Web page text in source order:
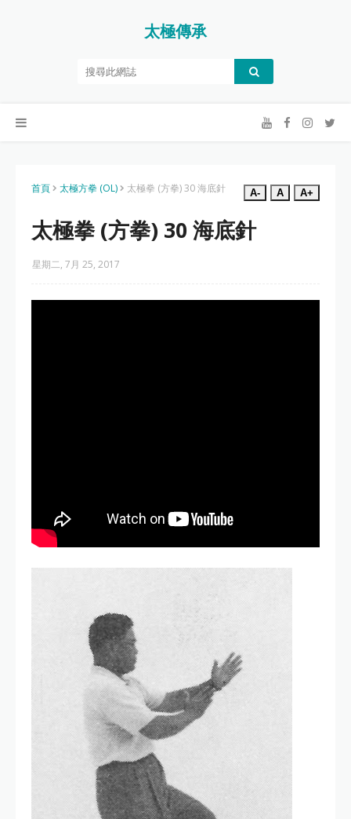
太極傳承
首頁 太極方拳 (OL) 太極拳 (方拳) 30 海底針 A- A A+
太極拳 (方拳) 30 海底針
星期二, 7月 25, 2017